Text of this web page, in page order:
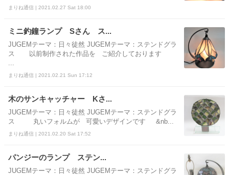
まりね通信 | 2021.02.27 Sat 18:00
ミニ釣鐘ランプ Sさん ス...
JUGEMテーマ：日々徒然 JUGEMテーマ：ステンドグラ
ス 以前制作された作品を ご紹介しております
まりね通信 | 2021.02.21 Sun 17:12
木のサンキャッチャー Kさ...
JUGEMテーマ：日々徒然 JUGEMテーマ：ステンドグラ
ス 丸いフォルムが 可愛いデザインです &nb...
まりね通信 | 2021.02.20 Sat 17:52
パンジーのランプ ステン...
JUGEMテーマ：日々徒然 JUGEMテーマ：ステンドグラ